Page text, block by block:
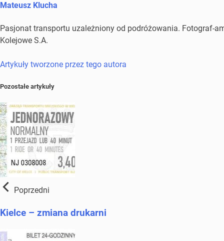
Mateusz Klucha
Pasjonat transportu uzależniony od podróżowania. Fotograf-
Kolejowe S.A.
Artykuły tworzone przez tego autora
Pozostałe artykuły
Poprzedni
Kielce – zmiana drukarni